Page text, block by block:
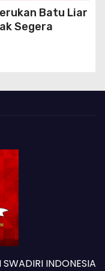
Batu Liar
Segera
INDONESIA